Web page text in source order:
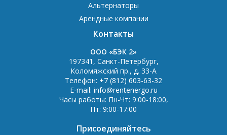
Альтернаторы
Арендные компании
Контакты
OOO «БЭК 2»
197341 , Санкт-Петербург,
Коломяжский пр., д. 33-А
Телефон: +7 (812) 603-63-32
E-mail: info@rentenergo.ru
Часы работы: Пн-Чт: 9:00-18:00,
Пт: 9:00-17:00
Присоединяйтесь